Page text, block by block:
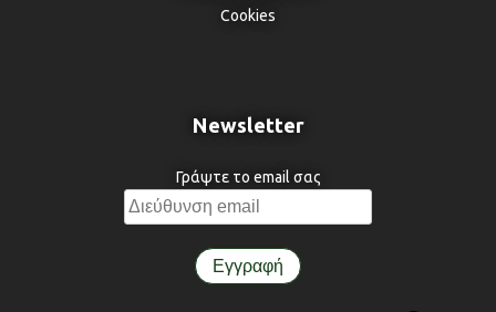
Cookies
Newsletter
Γράψτε το email σας